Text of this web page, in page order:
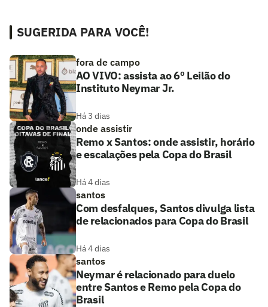
SUGERIDA PARA VOCÊ!
fora de campo
AO VIVO: assista ao 6º Leilão do
Instituto Neymar Jr.
Há 3 dias
onde assistir
Remo x Santos: onde assistir, horário
e escalações pela Copa do Brasil
Há 4 dias
santos
Com desfalques, Santos divulga lista
de relacionados para Copa do Brasil
Há 4 dias
santos
Neymar é relacionado para duelo
entre Santos e Remo pela Copa do
Brasil